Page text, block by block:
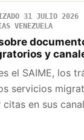
31 JULIO 2026
VENEZUELA
y
el SAIME, los
servicios
en sus